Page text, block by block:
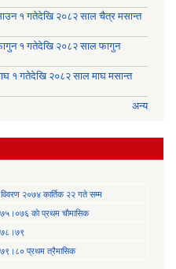
१ गतेदेखि २०८२ साल चैत्र मसान्त
१ गतेदेखि २०८२ साल फागुन
१ गतेदेखि २०८२ साल माघ मसान्त
अन्य
विवरण २०७४ कार्तिक २२ गते सम्म
काे प्रथम चाैमासिक
प्रथम त्रैमासिक